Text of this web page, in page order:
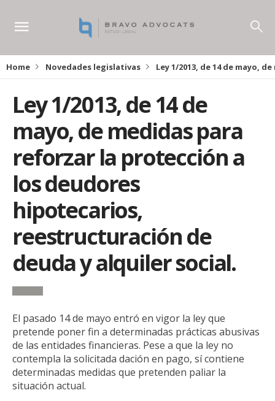
Home Novedades legislativas Ley 1/2013, de 14 de mayo,
Ley 1/2013, de 14 de
mayo, de medidas para
reforzar la protección a
los deudores
hipotecarios,
reestructuración de
deuda y alquiler social.
El pasado 14 de mayo entró en vigor la ley que
pretende poner fin a determinadas prácticas abusivas
de las entidades financieras. Pese a que la ley no
contempla la solicitada dación en pago, sí contiene
determinadas medidas que pretenden paliar la
situación actual.